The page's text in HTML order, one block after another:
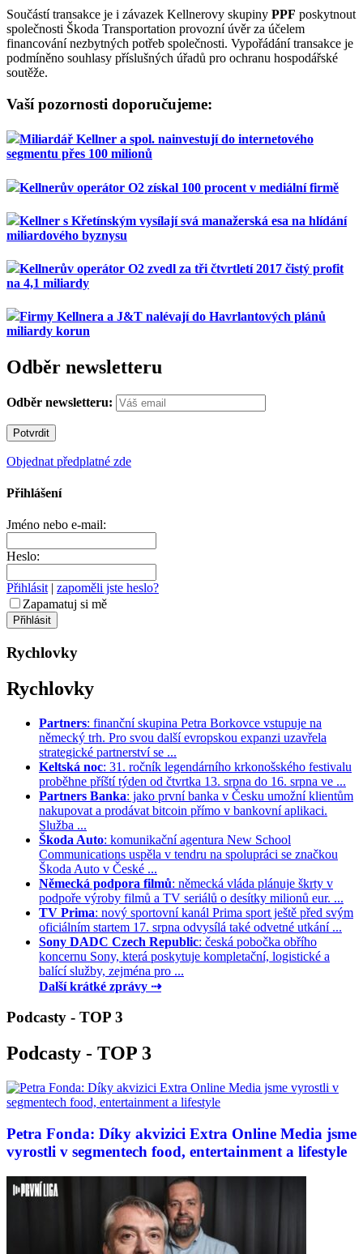
Součástí transakce je i závazek Kellnerovy skupiny PPF poskytnout
společnosti Škoda Transportation provozní úvěr za účelem
financování nezbytných potřeb společnosti. Vypořádání transakce je
podmíněno souhlasy příslušných úřadů pro ochranu hospodářské
soutěže.
Vaší pozornosti doporučujeme:
Miliardář Kellner a spol. nainvestují do internetového
segmentu přes 100 milionů
Kellnerův operátor O2 získal 100 procent v mediální firmě
Kellner s Křetínským vysílají svá manažerská esa na hlídání
miliardového byznysu
Kellnerův operátor O2 zvedl za tři čtvrtletí 2017 čistý profit
na 4,1 miliardy
Firmy Kellnera a J&T nalévají do Havrlantových plánů
miliardy korun
Odběr newsletteru
Odběr newsletteru:
Objednat předplatné zde
Přihlášení
Jméno nebo e-mail:
Heslo:
Přihlásit | zapoměli jste heslo?
Zapamatuj si mě
Rychlovky
Rychlovky
Partners: finanční skupina Petra Borkovce vstupuje na
německý trh. Pro svou další evropskou expanzi uzavřela
strategické partnerství se ...
Keltská noc: 31. ročník legendárního krkonošského festivalu
proběhne příští týden od čtvrtka 13. srpna do 16. srpna ve ...
Partners Banka: jako první banka v Česku umožní klientům
nakupovat a prodávat bitcoin přímo v bankovní aplikaci.
Služba ...
Škoda Auto: komunikační agentura New School
Communications uspěla v tendru na spolupráci se značkou
Škoda Auto v České ...
Německá podpora filmů: německá vláda plánuje škrty v
podpoře výroby filmů a TV seriálů o desítky milionů eur. ...
TV Prima: nový sportovní kanál Prima sport ještě před svým
oficiálním startem 17. srpna odvysílá také odvetné utkání ...
Sony DADC Czech Republic: česká pobočka obřího
koncernu Sony, která poskytuje kompletační, logistické a
balící služby, zejména pro ...
Další krátké zprávy ⇢
Podcasty - TOP 3
Podcasty - TOP 3
Petra Fonda: Díky akvizici Extra Online Media jsme
vyrostli v segmentech food, entertainment a lifestyle